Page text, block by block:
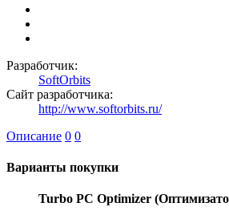
Разработчик:
SoftOrbits
Сайт разработчика:
http://www.softorbits.ru/
Описание 0 0
Варианты покупки
Turbo PC Optimizer